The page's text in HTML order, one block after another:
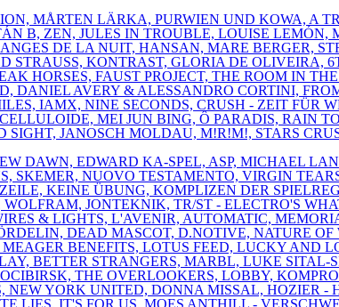
MÅRTEN LÄRKA, PURWIEN UND KOWA, A
B, ZEN, JULES IN TROUBLE, LOUISE LEMÓN,
DE LA NUIT, HANSAN, MARE BERGER,
STRAUSS, KONTRAST, GLORIA DE OLIVEIRA,
HORSES, FAUST PROJECT, THE ROOM IN
DANIEL AVERY & ALESSANDRO CORTINI,
IAMX, NINE SECONDS, CRUSH - ZEIT FÜR
MEI JUN BING, Ô PARADIS, RAIN
SIGHT, JANOSCH MOLDAU, M!R!M!, STARS
DAWN, EDWARD KA-SPEL, ASP, MICHAEL
SKEMER, NUOVO TESTAMENTO, VIRGIN
KEINE ÜBUNG, KOMPLIZEN DER
WOLFRAM, JONTEKNIK, TR/ST - ELECTRO'S
& LIGHTS, L'AVENIR, AUTOMATIC,
DEAD MASCOT, D.NOTIVE, NATURE
BENEFITS, LOTUS FEED, LUCKY AND
BETTER STRANGERS, MARBL, LUKE SITAL-
THE OVERLOOKERS, LOBBY,
NEW YORK UNITED, DONNA MISSAL, HOZIER -
LIES, IT'S FOR US, MOES ANTHILL -